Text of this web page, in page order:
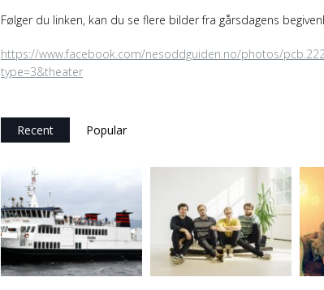
Følger du linken, kan du se flere bilder fra gårsdagens
https://www.facebook.com/nesoddguiden.no/photos/
type=3&theater
Recent Popular